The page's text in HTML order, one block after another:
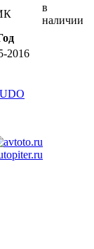
в
наличии
2016